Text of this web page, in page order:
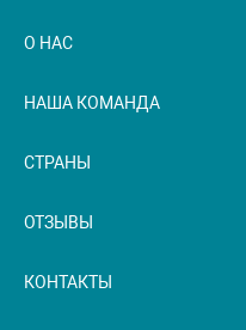
О НАС
НАША КОМАНДА
СТРАНЫ
ОТЗЫВЫ
КОНТАКТЫ